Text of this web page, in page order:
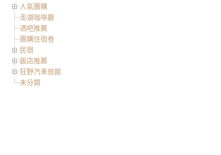
人氣團購
澎湖咖啡廳
酒吧推薦
團購住宿卷
民宿
飯店推薦
狂野汽車旅館
未分類